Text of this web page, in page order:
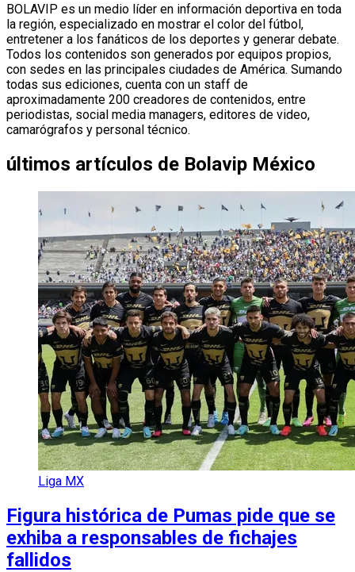
BOLAVIP es un medio líder en información deportiva en toda
la región, especializado en mostrar el color del fútbol,
entretener a los fanáticos de los deportes y generar debate.
Todos los contenidos son generados por equipos propios,
con sedes en las principales ciudades de América. Sumando
todas sus ediciones, cuenta con un staff de
aproximadamente 200 creadores de contenidos, entre
periodistas, social media managers, editores de video,
camarógrafos y personal técnico.
últimos artículos de Bolavip México
Liga MX
Figura histórica de Pumas pide que se
exhiba a responsables de fichajes
fallidos